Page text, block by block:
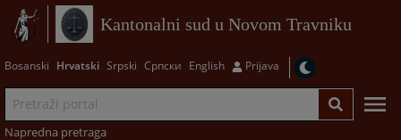
Kantonalni sud u Novom Travniku
Bosanski Hrvatski Srpski Српски English Prijava
Napredna pretraga